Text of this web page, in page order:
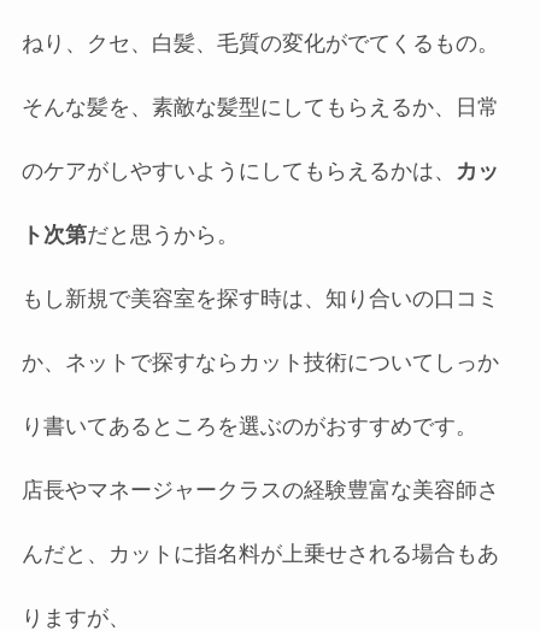
ねり、クセ、白髪、毛質の変化がでてくるもの。
そんな髪を、素敵な髪型にしてもらえるか、日常
のケアがしやすいようにしてもらえるかは、 カッ
ト次第だと思うから。
もし新規で美容室を探す時は、知り合いの口コミ
か、ネットで探すならカット技術についてしっか
り書いてあるところを選ぶのがおすすめです。
店長やマネージャークラスの経験豊富な美容師さ
んだと、カットに指名料が上乗せされる場合もあ
りますが、